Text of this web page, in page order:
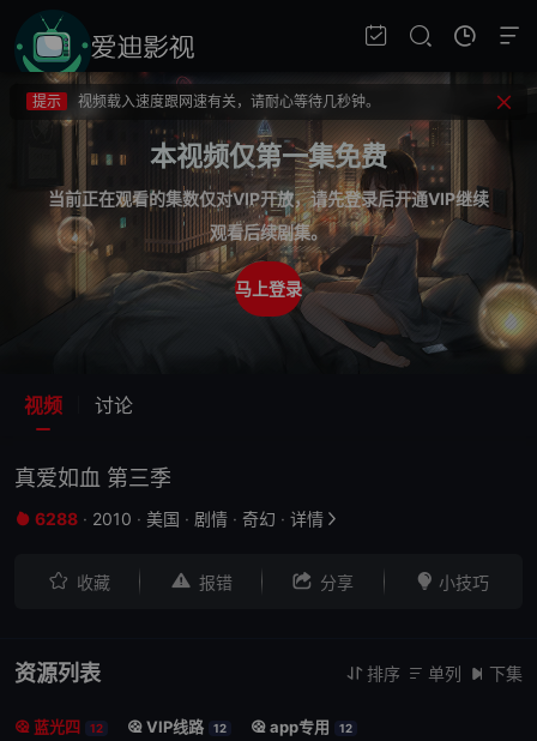
提示
提示
如果无法播放请重新刷新页面，或者切换线路。
提示
视频载入速度跟网速有关，请耐心等待几秒钟。
不要轻易相信视频中的广告，谨防上当受骗!
本视频仅第一集免费
当前正在观看的集数仅对VIP开放，请先登录后开通VIP继续
观看后续剧集。
马上登录
视频 讨论
真爱如血 第三季
 6288 · 2010 · 美国 · 剧情 · 奇幻 · 详情 
 收藏  报错  分享  小技巧
资源列表  排序  单列  下集
 蓝光四 12  VIP线路 12  app专用 12